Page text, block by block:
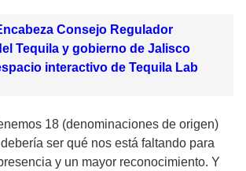
Consejo Regulador
Tequila y gobierno de Jalisco
interactivo de Tequila Lab
18 (denominaciones de origen)
ser qué nos está faltando para
y un mayor reconocimiento. Y